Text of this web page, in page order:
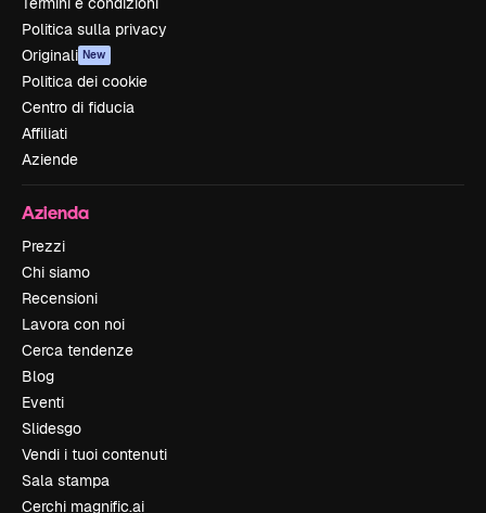
Politica sulla privacy
Originali New
Politica dei cookie
Centro di fiducia
Affiliati
Aziende
Azienda
Prezzi
Chi siamo
Recensioni
Lavora con noi
Cerca tendenze
Blog
Eventi
Slidesgo
Vendi i tuoi contenuti
Sala stampa
Cerchi magnific.ai